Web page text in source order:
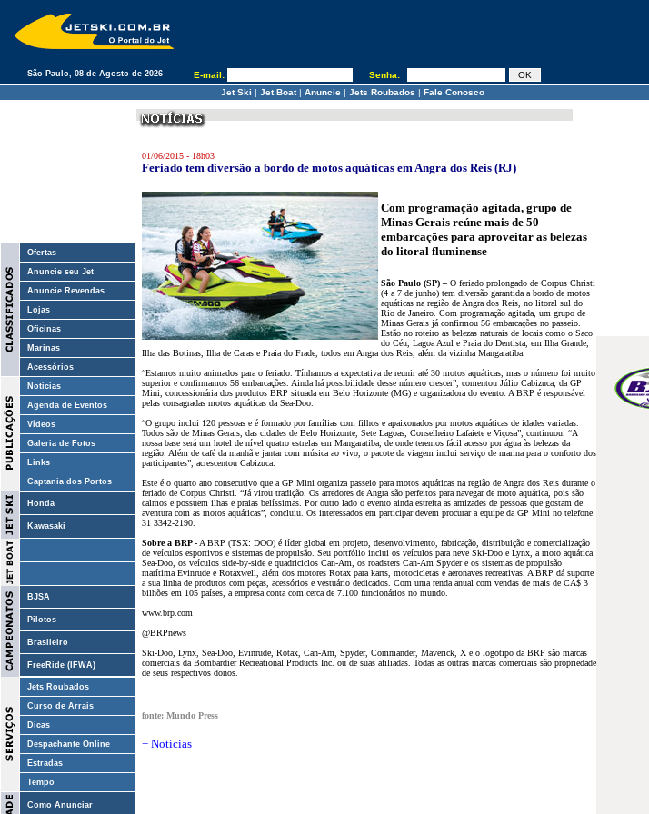
São Paulo, 08 de Agosto de 2026 E-mail:
Senha:
Jet Ski | Jet Boat| Anuncie| Jets Roubados | Fale Conosco
Ofertas
Anuncie seu Jet
Anuncie Revendas
Lojas
Oficinas
Marinas
Acessórios
Notícias
Agenda de Eventos
Vídeos
Galeria de Fotos
Links
Captania dos Portos
Honda
Kawasaki
BJSA
Pilotos
Brasileiro
FreeRide (IFWA)
Jets Roubados
Curso de Arrais
Dicas
Despachante Online
Estradas
Tempo
Como Anunciar
01/06/2015 - 18h03
Feriado tem diversão a bordo de motos aquáticas em Angra dos Reis (RJ)
Com programação agitada, grupo de
Minas Gerais reúne mais de 50
embarcações para aproveitar as belezas
do litoral fluminense
São Paulo (SP) – O feriado prolongado de Corpus Christi
(4 a 7 de junho) tem diversão garantida a bordo de motos
aquáticas na região de Angra dos Reis, no litoral sul do
Rio de Janeiro. Com programação agitada, um grupo de
Minas Gerais já confirmou 56 embarcações no passeio.
Estão no roteiro as belezas naturais de locais como o Saco
do Céu, Lagoa Azul e Praia do Dentista, em Ilha Grande,
Ilha das Botinas, Ilha de Caras e Praia do Frade, todos em Angra dos Reis, além da vizinha Mangaratiba.
“Estamos muito animados para o feriado. Tínhamos a expectativa de reunir até 30 motos aquáticas, mas o número foi muito
superior e confirmamos 56 embarcações. Ainda há possibilidade desse número crescer”, comentou Júlio Cabizuca, da GP
Mini, concessionária dos produtos BRP situada em Belo Horizonte (MG) e organizadora do evento. A BRP é responsável
pelas consagradas motos aquáticas da Sea-Doo.
“O grupo inclui 120 pessoas e é formado por famílias com filhos e apaixonados por motos aquáticas de idades variadas.
Todos são de Minas Gerais, das cidades de Belo Horizonte, Sete Lagoas, Conselheiro Lafaiete e Viçosa”, continuou. “A
nossa base será um hotel de nível quatro estrelas em Mangaratiba, de onde teremos fácil acesso por água às belezas da
região. Além de café da manhã e jantar com música ao vivo, o pacote da viagem inclui serviço de marina para o conforto dos
participantes”, acrescentou Cabizuca.
Este é o quarto ano consecutivo que a GP Mini organiza passeio para motos aquáticas na região de Angra dos Reis durante o
feriado de Corpus Christi. “Já virou tradição. Os arredores de Angra são perfeitos para navegar de moto aquática, pois são
calmos e possuem ilhas e praias belíssimas. Por outro lado o evento ainda estreita as amizades de pessoas que gostam de
aventura com as motos aquáticas”, concluiu. Os interessados em participar devem procurar a equipe da GP Mini no telefone
31 3342-2190.
Sobre a BRP - A BRP (TSX: DOO) é líder global em projeto, desenvolvimento, fabricação, distribuição e comercialização
de veículos esportivos e sistemas de propulsão. Seu portfólio inclui os veículos para neve Ski-Doo e Lynx, a moto aquática
Sea-Doo, os veículos side-by-side e quadriciclos Can-Am, os roadsters Can-Am Spyder e os sistemas de propulsão
marítima Evinrude e Rotaxwell, além dos motores Rotax para karts, motocicletas e aeronaves recreativas. A BRP dá suporte
a sua linha de produtos com peças, acessórios e vestuário dedicados. Com uma renda anual com vendas de mais de CA$ 3
bilhões em 105 países, a empresa conta com cerca de 7.100 funcionários no mundo.
www.brp.com
@BRPnews
Ski-Doo, Lynx, Sea-Doo, Evinrude, Rotax, Can-Am, Spyder, Commander, Maverick, X e o logotipo da BRP são marcas
comerciais da Bombardier Recreational Products Inc. ou de suas afiliadas. Todas as outras marcas comerciais são propriedade
de seus respectivos donos.
fonte: Mundo Press
+ Notícias